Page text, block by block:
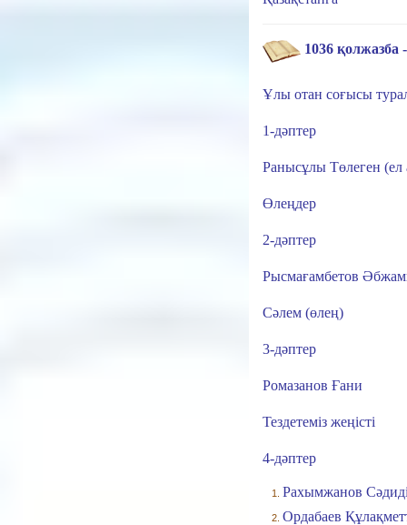
1036 қолжазба
Ұлы отан соғысы
1-дәптер
Ранысұлы Төлеген
Өлеңдер
2-дәптер
Рысмағамбетов
Сәлем (өлең)
3-дәптер
Ромазанов Ғани
Тездетеміз жеңісті
4-дәптер
Рахымжанов
Ордабаев